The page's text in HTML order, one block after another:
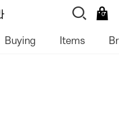
0
Buying Items